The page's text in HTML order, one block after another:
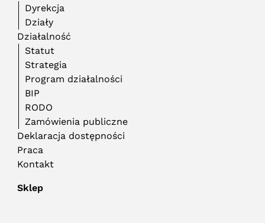
Dyrekcja
Działy
Działalność
Statut
Strategia
Program działalności
BIP
RODO
Zamówienia publiczne
Deklaracja dostępności
Praca
Kontakt
Sklep